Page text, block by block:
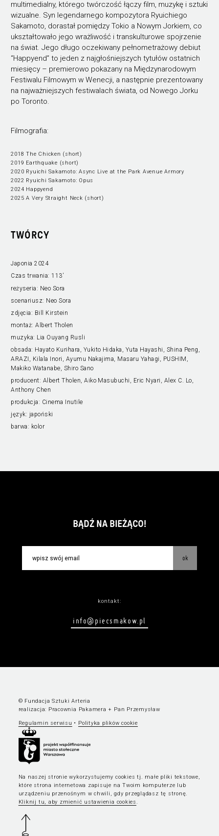
TWÓRCY
Japonia 2024
Czas trwania: 113’
reżyseria: Neo Sora
scenariusz: Neo Sora
zdjęcia: Bill Kirstein
montaż:Albert Tholen
muzyka: Lia Ouyang Rusli
obsada: Hayato Kurihara, Yukito Hidaka, Yuta Hayashi, Shina Peng,
ARAZI, Kilala Inori, Ayumu Nakajima, Masaru Yahagi, PUSHIM,
Makiko Watanabe, Shiro Sano
producent: Albert Tholen, Aiko Masubuchi, Eric Nyari, Alex C. Lo,
Anthony Chen
produkcja: Cinema Inutile
język: japoński
barwa: kolor
multimedialny, którego twórczość łączy film, muzykę i sztuki
wizualne. Syn legendarnego kompozytora Ryuichiego
Sakamoto, dorastał pomiędzy Tokio a Nowym Jorkiem, co
ukształtowało jego wrażliwość i transkulturowe spojrzenie
na świat. Jego długo oczekiwany pełnometrażowy debiut
“Happyend” to jeden z najgłośniejszych tytułów ostatnich
miesięcy – premierowo pokazany na Międzynarodowym
Festiwalu Filmowym w Wenecji, a następnie prezentowany
na najważniejszych festiwalach świata, od Nowego Jorku
po Toronto.
Filmografia:
2018 The Chicken (short)
2019 Earthquake (short)
2020 Ryuichi Sakamoto: Async Live at the Park Avenue Armory
2022 Ryuichi Sakamoto: Opus
2024 Happyend
2025 A Very Straight Neck (short)
BĄDŹ NA BIEŻĄCO!
ok
kontakt:
info@piecsmakow.pl
© Fundacja Sztuki Arteria
realizacja: Pracownia Pakamera + Pan Przemysław
Regulamin serwisu • Polityka plików cookie
Na naszej stronie wykorzystujemy cookies tj. małe pliki tekstowe,
które strona internetowa zapisuje na Twoim komputerze lub
urządzeniu przenośnym w chwili, gdy przeglądasz tę stronę.
Kliknij tu, aby zmienić ustawienia cookies.